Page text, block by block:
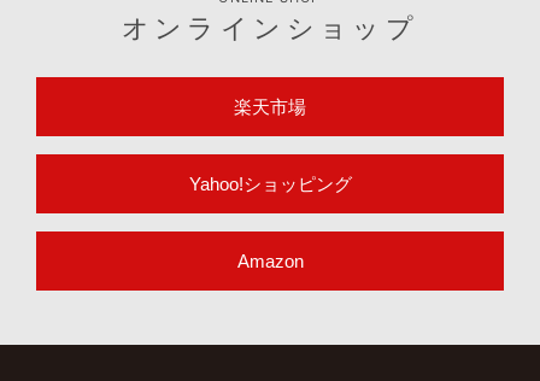
オンラインショップ
楽天市場
Yahoo!ショッピング
Amazon